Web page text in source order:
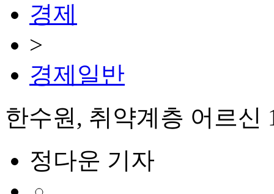
경제
>
경제일반
한수원, 취약계층 어르신
정다운 기자